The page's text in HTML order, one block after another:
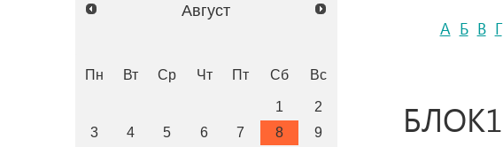
Август
Пн Вт Ср Чт Пт Сб Вс
1
2
3
4 5 6 7 8
9
А Б В Г
БЛОК1